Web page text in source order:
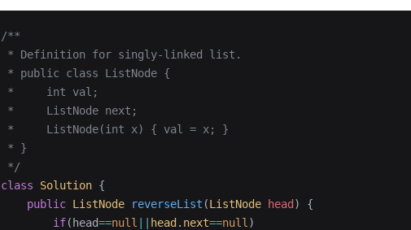
/**
* Definition for singly-linked list.
* public class ListNode {
*     int val;
*     ListNode next;
*     ListNode(int x) { val = x; }
* }
*/
class Solution {
    public
ListNode reverseList (ListNode head )
{
        if
(head==null head . next==null )